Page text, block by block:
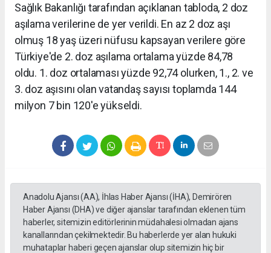
Sağlık Bakanlığı tarafından açıklanan tabloda, 2 doz
aşılama verilerine de yer verildi. En az 2 doz aşı
olmuş 18 yaş üzeri nüfusu kapsayan verilere göre
Türkiye'de 2. doz aşılama ortalama yüzde 84,78
oldu. 1. doz ortalaması yüzde 92,74 olurken, 1., 2. ve
3. doz aşısını olan vatandaş sayısı toplamda 144
milyon 7 bin 120'e yükseldi.
Anadolu Ajansı (AA), İhlas Haber Ajansı (İHA), Demirören
Haber Ajansı (DHA) ve diğer ajanslar tarafından eklenen tüm
haberler, sitemizin editörlerinin müdahalesi olmadan ajans
kanallarından çekilmektedir. Bu haberlerde yer alan hukuki
muhataplar haberi geçen ajanslar olup sitemizin hiç bir